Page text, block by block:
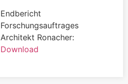
Endbericht
Forschungsauftrages
Architekt Ronacher:
Download